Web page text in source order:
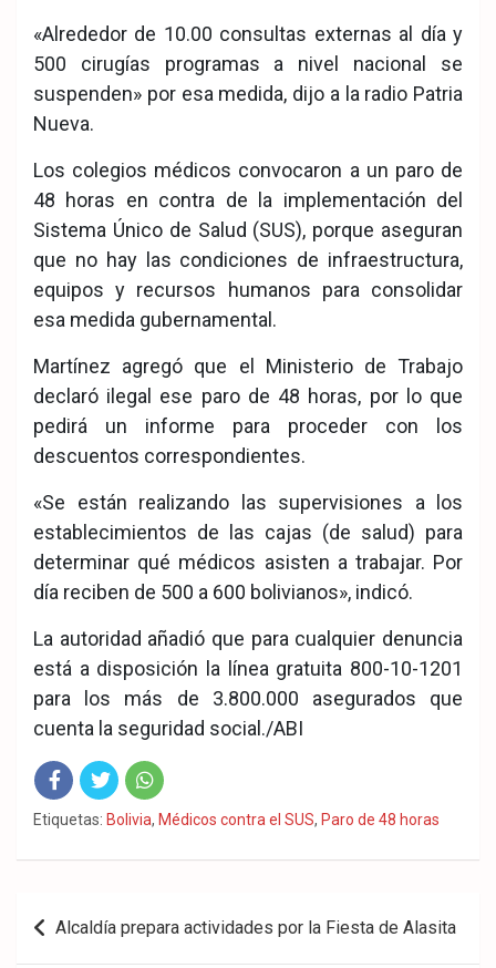
«Alrededor de 10.00 consultas externas al día y
500 cirugías programas a nivel nacional se
suspenden» por esa medida, dijo a la radio Patria
Nueva.
Los colegios médicos convocaron a un paro de
48 horas en contra de la implementación del
Sistema Único de Salud (SUS), porque aseguran
que no hay las condiciones de infraestructura,
equipos y recursos humanos para consolidar
esa medida gubernamental.
Martínez agregó que el Ministerio de Trabajo
declaró ilegal ese paro de 48 horas, por lo que
pedirá un informe para proceder con los
descuentos correspondientes.
«Se están realizando las supervisiones a los
establecimientos de las cajas (de salud) para
determinar qué médicos asisten a trabajar. Por
día reciben de 500 a 600 bolivianos», indicó.
La autoridad añadió que para cualquier denuncia
está a disposición la línea gratuita 800-10-1201
para los más de 3.800.000 asegurados que
cuenta la seguridad social./ABI
Fac
eb
Twit
ter
Wha
tsA
Etiquetas: Bolivia, Médicos contra el SUS, Paro de 48 horas
Navegación
de
Alcaldía prepara actividades por la Fiesta de Alasita